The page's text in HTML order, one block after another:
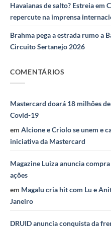
Havaianas de salto? Estreia em
repercute na imprensa
Brahma pega a estrada rumo a
Circuito Sertanejo 2026
COMENTÁRIOS
Mastercard doará 18 milhões
Covid-19
em Alcione e Criolo se unem e
iniciativa da Mastercard
Magazine Luiza anuncia
ações
em Magalu cria hit com Lu e
Janeiro
DRUID anuncia conquista da